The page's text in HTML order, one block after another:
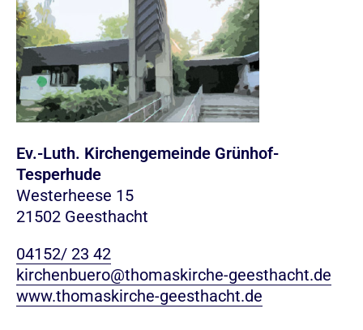
Ev.-Luth. Kirchengemeinde Grünhof-
Tesperhude
Westerheese 15
21502 Geesthacht
04152/ 23 42
kirchenbuero@thomaskirche-geesthacht.de
www.thomaskirche-geesthacht.de